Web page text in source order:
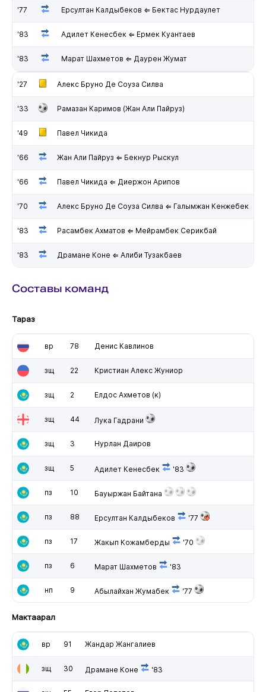
'77 Ерсултан Калдыбеков ⇐ Бектас Нурдаулет
'83 Адилет Кенесбек ⇐ Ермек Куантаев
'83 Марат Шахметов ⇐ Даурен Жумат
'27 Алекс Бруно Де Соуза Силва
'33 Рамазан Каримов (Жан Али Пайруз)
'49 Павел Чикида
'66 Жан Али Пайруз ⇐ Бекнур Рыскул
'66 Павел Чикида ⇐ Диержон Арипов
'70 Алекс Бруно Де Соуза Силва ⇐ Галымжан Кенжебек
'83 Расамбек Ахматов ⇐ Мейрамбек Серикбай
'83 Драмане Коне ⇐ Алиби Тузакбаев
Составы команд
Тараз
вр 78 Денис Кавлинов
зщ 22 Кристиан Алекс Жуниор
зщ 2 Елдос Ахметов (к)
зщ 44 Лука Гадрани
зщ 3 Нурлан Даиров
зщ 5 Адилет Кенесбек '83
пз 10 Бауыржан Байтана
пз 88 Ерсултан Калдыбеков '77
пз 17 Жакып Кожамберды '70
пз 6 Марат Шахметов '83
нп 9 Абылайхан Жумабек '77
Мактаарал
вр 91 Жандар Жангалиев
зщ 30 Драмане Коне '83